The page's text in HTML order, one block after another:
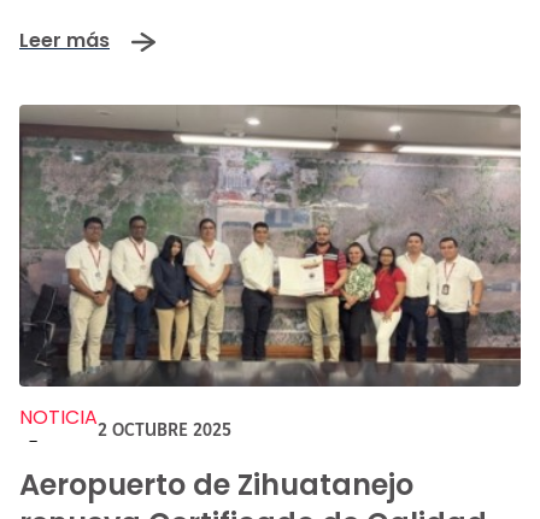
Leer más
NOTICIA
-
2 OCTUBRE 2025
Aeropuerto de Zihuatanejo